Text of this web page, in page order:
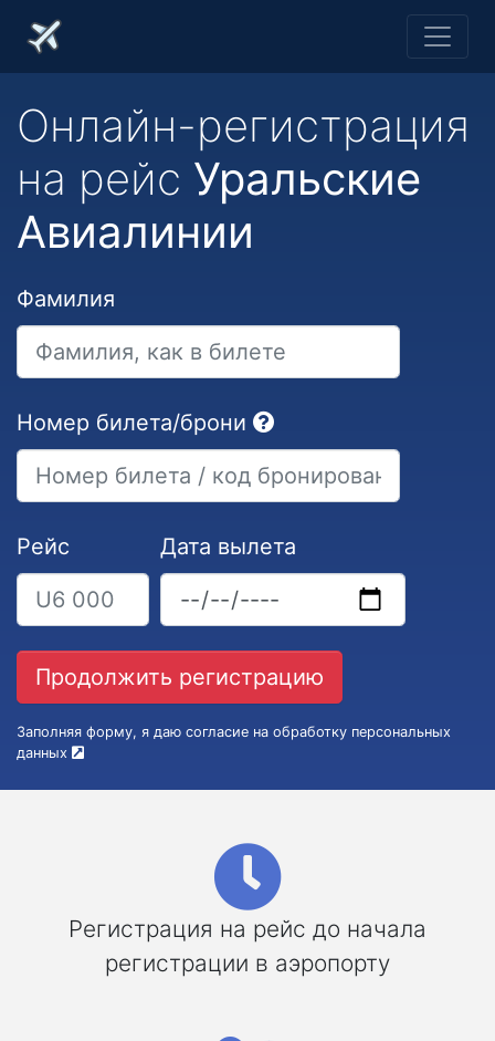
Онлайн-регистрация
на рейс Уральские
Авиалинии
Фамилия
Номер билета/брони
Рейс Дата вылета
Заполняя форму, я даю согласие на обработку персональных
данных
Регистрация на рейс до начала
регистрации в аэропорту